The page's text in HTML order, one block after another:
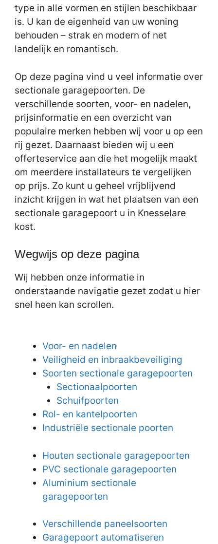
type in alle vormen en stijlen beschikbaar
is. U kan de eigenheid van uw woning
behouden – strak en modern of net
landelijk en romantisch.
Op deze pagina vind u veel informatie over
sectionale garagepoorten. De
verschillende soorten, voor- en nadelen,
prijsinformatie en een overzicht van
populaire merken hebben wij voor u op een
rij gezet. Daarnaast bieden wij u een
offerteservice aan die het mogelijk maakt
om meerdere installateurs te vergelijken
op prijs. Zo kunt u geheel vrijblijvend
inzicht krijgen in wat het plaatsen van een
sectionale garagepoort u in Knesselare
kost.
Wegwijs op deze pagina
Wij hebben onze informatie in
onderstaande navigatie gezet zodat u hier
snel heen kan scrollen.
Voor- en nadelen
Veiligheid en inbraakbeveiliging
Soorten sectionale garagepoorten
Sectionaalpoorten
Schuifpoorten
Rol- en kantelpoorten
Industriële sectionale poorten
Houten sectionale garagepoorten
PVC sectionale garagepoorten
Aluminium sectionale
garagepoorten
Verschillende paneelsoorten
Garagepoort automatiseren